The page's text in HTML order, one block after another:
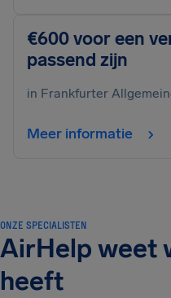
€600 voor een
passend zijn
in Frankfurter
Meer informatie
ONZE SPECIALISTEN
AirHelp weet
heeft